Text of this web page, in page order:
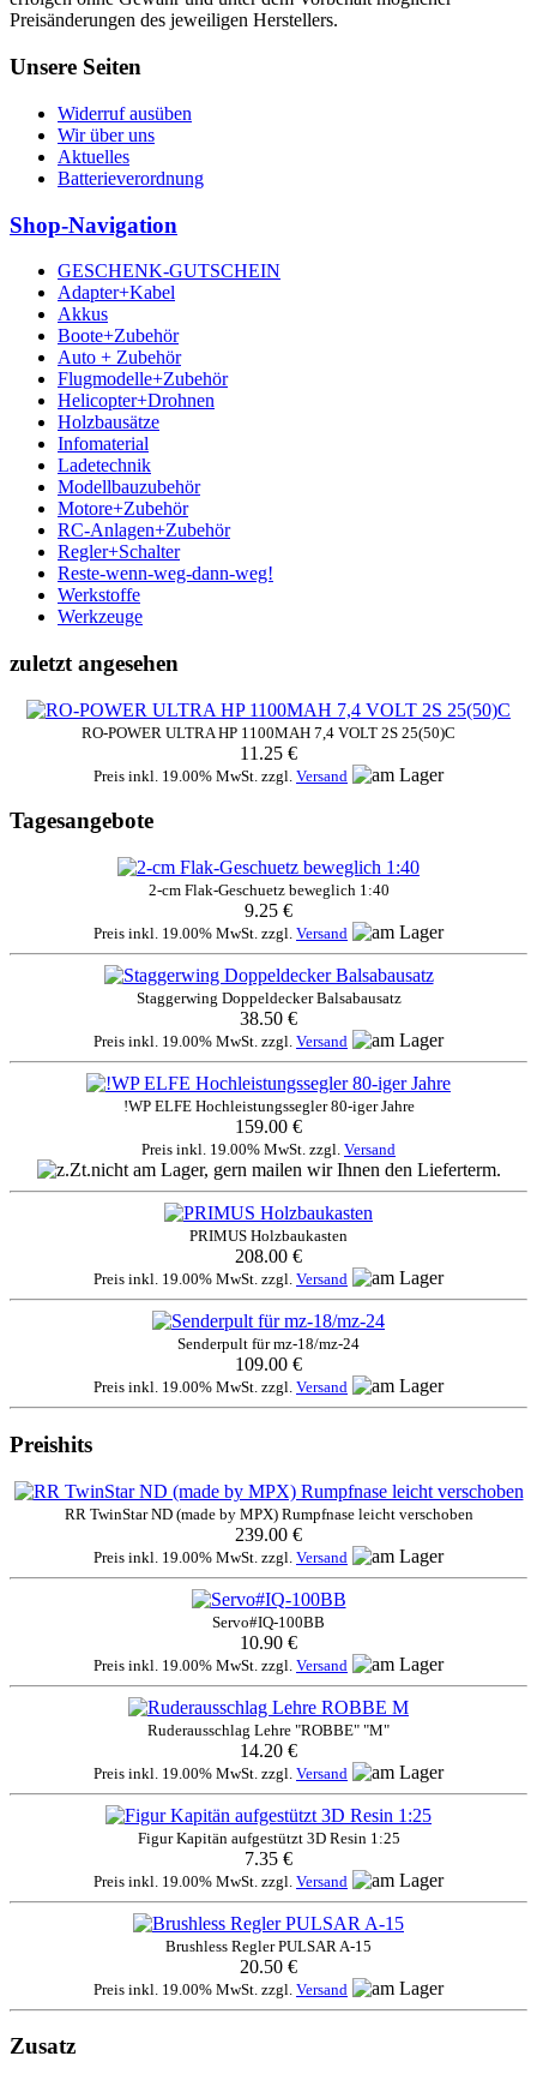
Preisänderungen des jeweiligen Herstellers.
Unsere Seiten
Widerruf ausüben
Wir über uns
Aktuelles
Batterieverordnung
Shop-Navigation
GESCHENK-GUTSCHEIN
Adapter+Kabel
Akkus
Boote+Zubehör
Auto + Zubehör
Flugmodelle+Zubehör
Helicopter+Drohnen
Holzbausätze
Infomaterial
Ladetechnik
Modellbauzubehör
Motore+Zubehör
RC-Anlagen+Zubehör
Regler+Schalter
Reste-wenn-weg-dann-weg!
Werkstoffe
Werkzeuge
zuletzt angesehen
RO-POWER ULTRA HP 1100MAH 7,4 VOLT 2S 25(50)C
11.25 €
Preis inkl. 19.00% MwSt. zzgl. Versand
Tagesangebote
2-cm Flak-Geschuetz beweglich 1:40
9.25 €
Preis inkl. 19.00% MwSt. zzgl. Versand
Staggerwing Doppeldecker Balsabausatz
38.50 €
Preis inkl. 19.00% MwSt. zzgl. Versand
!WP ELFE Hochleistungssegler 80-iger Jahre
159.00 €
Preis inkl. 19.00% MwSt. zzgl. Versand
PRIMUS Holzbaukasten
208.00 €
Preis inkl. 19.00% MwSt. zzgl. Versand
Senderpult für mz-18/mz-24
109.00 €
Preis inkl. 19.00% MwSt. zzgl. Versand
Preishits
RR TwinStar ND (made by MPX) Rumpfnase leicht verschoben
239.00 €
Preis inkl. 19.00% MwSt. zzgl. Versand
Servo#IQ-100BB
10.90 €
Preis inkl. 19.00% MwSt. zzgl. Versand
Ruderausschlag Lehre "ROBBE" "M"
14.20 €
Preis inkl. 19.00% MwSt. zzgl. Versand
Figur Kapitän aufgestützt 3D Resin 1:25
7.35 €
Preis inkl. 19.00% MwSt. zzgl. Versand
Brushless Regler PULSAR A-15
20.50 €
Preis inkl. 19.00% MwSt. zzgl. Versand
Zusatz